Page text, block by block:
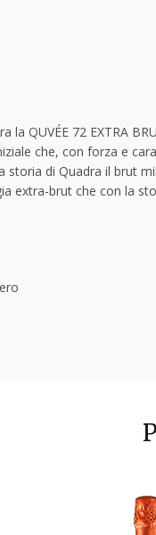
la QUVÉE 72 EXTRA
che, con forza e
storia di Quadra il brut
extra-brut che con la